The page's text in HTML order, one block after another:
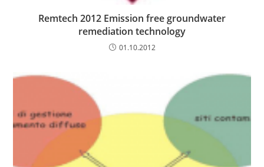
Remtech 2012 Emission free groundwater
remediation technology
01.10.2012